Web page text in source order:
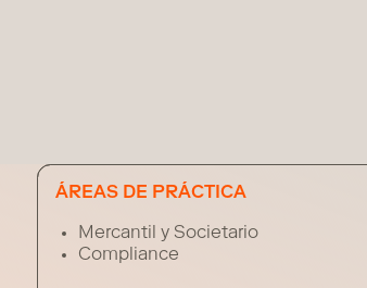
ÁREAS DE PRÁCTICA
Mercantil y Societario
Compliance